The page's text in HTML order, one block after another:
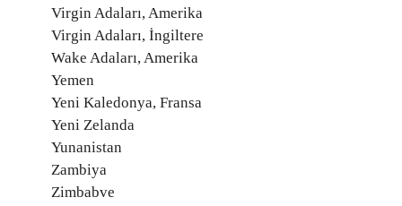
Virgin Adaları, Amerika
Virgin Adaları, İngiltere
Wake Adaları, Amerika
Yemen
Yeni Kaledonya, Fransa
Yeni Zelanda
Yunanistan
Zambiya
Zimbabve